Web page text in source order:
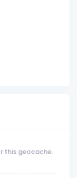
this geocache.